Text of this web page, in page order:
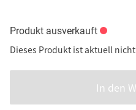
Produkt ausverkauft
Dieses Produkt ist aktuell
In den